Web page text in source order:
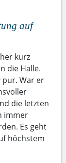
auf
kurz
die Halle.
pur. War er
die letzten
immer
Es geht
höchstem